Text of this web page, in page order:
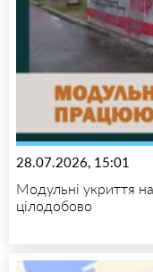
28.07.2026, 15:01
Модульні укриття
цілодобово